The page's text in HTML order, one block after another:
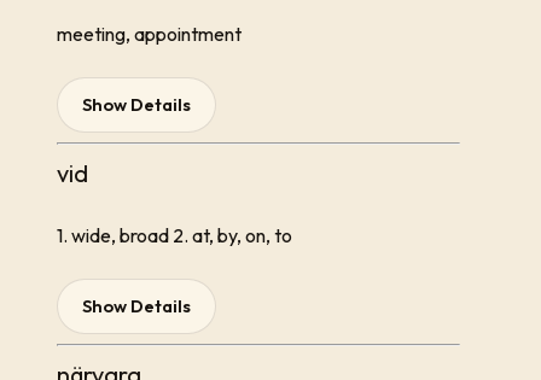
meeting, appointment
Show Details
vid
1. wide, broad 2. at, by, on, to
Show Details